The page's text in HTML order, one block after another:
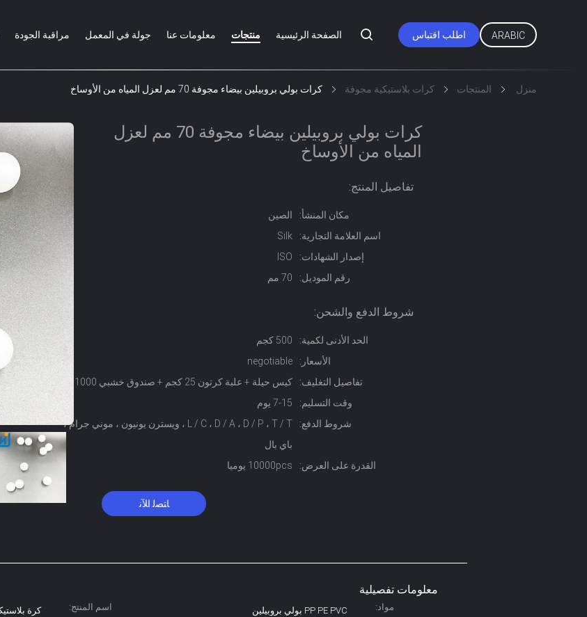
الصفحة الرئيسية منتجات معلومات عنا جولة في المعمل مراقبة الجودة اطلب اقتباس ARABIC
منزل المنتجات كرات بلاستيكية مجوفة كرات بولي بروبيلين بيضاء مجوفة 70 مم لعزل المياه من الأوساخ
كرات بولي بروبيلين بيضاء مجوفة 70 مم لعزل
المياه من الأوساخ
تفاصيل المنتج:
مكان المنشأ:
الصين
اسم العلامة التجارية:
Silk
إصدار الشهادات:
ISO
رقم الموديل:
70 مم
شروط الدفع والشحن:
الحد الأدنى لكمية:
500 كجم
الأسعار:
negotiable
تفاصيل التغليف:
كيس حيلة + علبة كرتون 25 كجم + صندوق خشبي 1000 كجم
وقت التسليم:
7-15 يوم
شروط الدفع:
L / C ، D / A ، D / P ، T / T ، ويسترن يونيون ، موني جرام ،
باي بال
القدرة على العرض:
10000pcs يوميا
ﺎﺘﺼﻟ ﺍﻶﻧ
معلومات تفصيلية
مواد: PP PE PVC بولي بروبيلين اسم المنتج:
كرة